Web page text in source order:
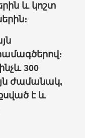
և կոշտ
300
ժամանակ,
է և